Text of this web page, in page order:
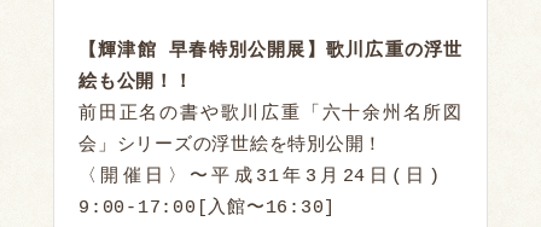
【輝津館 早春特別公開展】歌川広重の浮世
絵も公開！！
前田正名の書や歌川広重「六十余州名所図
会」シリーズの浮世絵を特別公開！
〈開催日〉〜平成31年3月24日(日)
9:00-17:00[入館〜16:30]